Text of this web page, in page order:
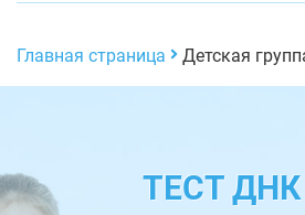
Главная страница Детская
ТЕСТ